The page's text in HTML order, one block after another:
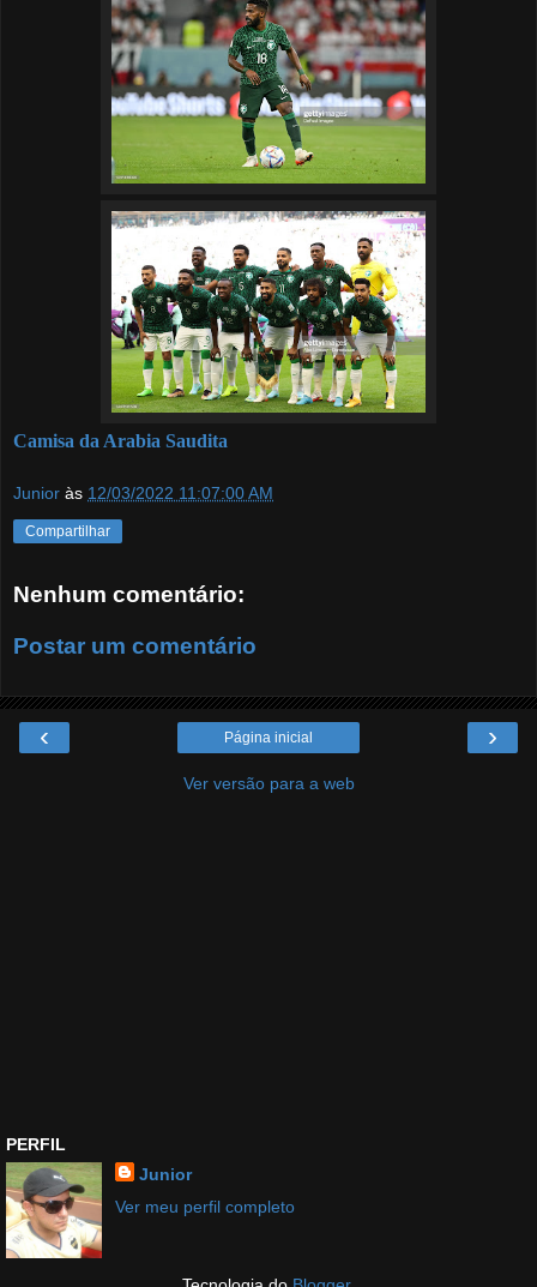
Camisa da Arabia Saudita
Junior às 12/03/2022 11:07:00 AM
Compartilhar
Nenhum comentário:
Postar um comentário
‹ ›
Página inicial
Ver versão para a web
PERFIL
Junior
Ver meu perfil completo